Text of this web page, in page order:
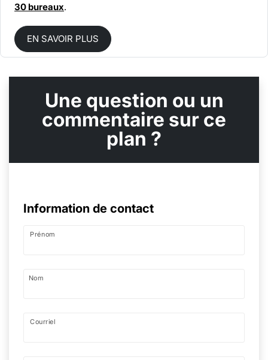
30 bureaux.
EN SAVOIR PLUS
Une question ou un
commentaire sur ce
plan ?
Information de contact
Prénom
Nom
Courriel